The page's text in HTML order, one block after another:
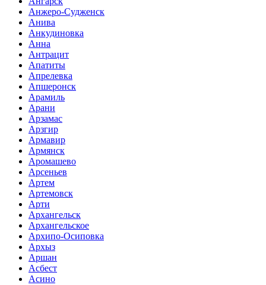
Анжеро-Судженск
Анива
Анкудиновка
Анна
Антрацит
Апатиты
Апрелевка
Апшеронск
Арамиль
Арани
Арзамас
Арзгир
Армавир
Армянск
Аромашево
Арсеньев
Артем
Артемовск
Арти
Архангельск
Архангельское
Архипо-Осиповка
Архыз
Аршан
Асбест
Асино